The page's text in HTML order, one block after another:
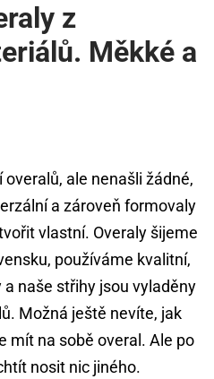
z
Měkké a
ale nenašli žádné,
a zároveň formovaly
vlastní. Overaly šijeme
používáme kvalitní,
naše střihy jsou vyladěny
Možná ještě nevíte, jak
mít na sobě overal. Ale po
nosit nic jiného.